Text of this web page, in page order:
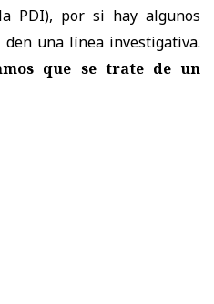
PDI), por si hay algunos
una línea investigativa.
que se trate de un